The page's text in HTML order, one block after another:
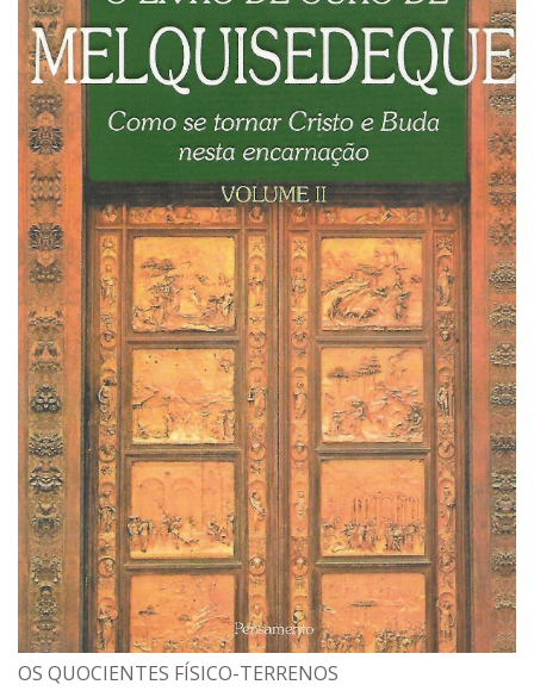
OS QUOCIENTES FÍSICO-TERRENOS